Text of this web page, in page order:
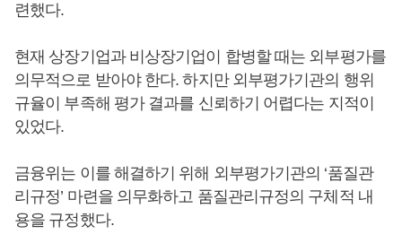
련했다.
현재 상장기업과 비상장기업이 합병할 때는 외부평가를
의무적으로 받아야 한다. 하지만 외부평가기관의 행위
규율이 부족해 평가 결과를 신뢰하기 어렵다는 지적이
있었다.
금융위는 이를 해결하기 위해 외부평가기관의 ‘품질관
리규정’ 마련을 의무화하고 품질관리규정의 구체적 내
용을 규정했다.